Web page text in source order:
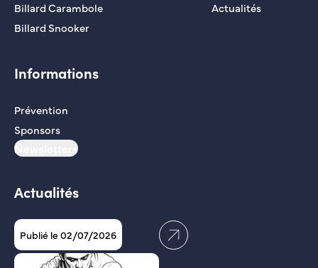
Billard Carambole
Billard Snooker
Actualités
Informations
Prévention
Sponsors
Newsletters
Actualités
Publié le 02/07/2026